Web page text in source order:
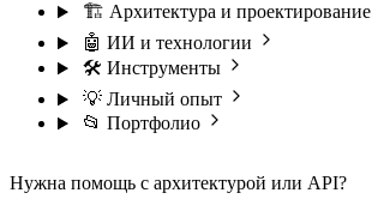
🏗️ Архитектура и проектирование
🤖 ИИ и технологии
🛠️ Инструменты
💡 Личный опыт
📂 Портфолио
Нужна помощь с архитектурой или API?